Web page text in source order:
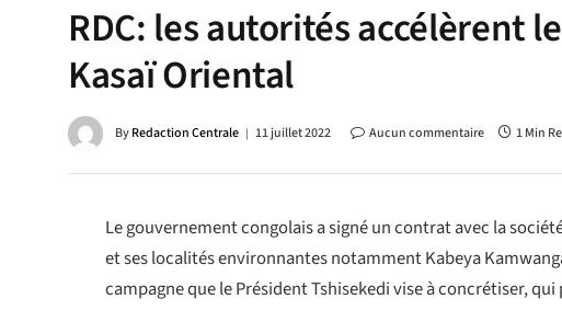
RDC: les autorités accélèrent
Kasaï Oriental
ByRedaction Centrale 11 juillet 2022 Aucun commentaire 1 Min
Le gouvernement congolais a signé un contrat avec la
et ses localités environnantes notamment Kabeya
campagne que le Président Tshisekedi vise à concrétiser,